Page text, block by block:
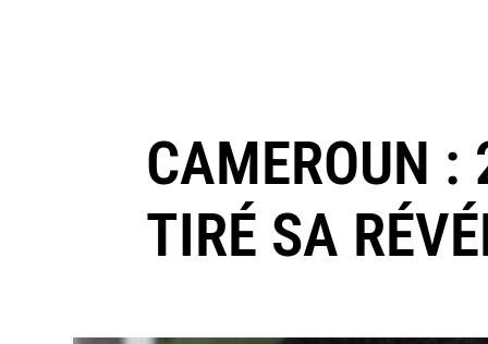
CAMEROUN :
TIRÉ SA